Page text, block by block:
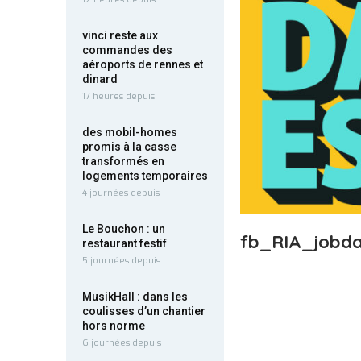
vinci reste aux
commandes des
aéroports de rennes et
dinard
17 heures depuis
des mobil-homes
promis à la casse
transformés en
logements temporaires
4 journées depuis
Le Bouchon : un
restaurant festif
5 journées depuis
MusikHall : dans les
coulisses d’un chantier
hors norme
6 journées depuis